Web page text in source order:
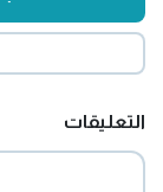
التعليقات